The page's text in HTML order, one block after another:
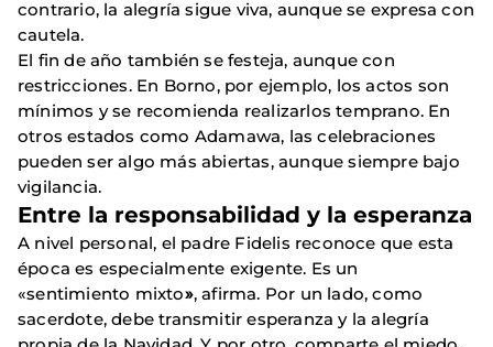
contrario, la alegría sigue viva, aunque se expresa con
cautela.
El fin de año también se festeja, aunque con
restricciones. En Borno, por ejemplo, los actos son
mínimos y se recomienda realizarlos temprano. En
otros estados como Adamawa, las celebraciones
pueden ser algo más abiertas, aunque siempre bajo
vigilancia.
Entre la responsabilidad y la esperanza
A nivel personal, el padre Fidelis reconoce que esta
época es especialmente exigente. Es un
«sentimiento mixto», afirma. Por un lado, como
sacerdote, debe transmitir esperanza y la alegría